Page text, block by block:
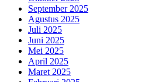
September 2025
Agustus 2025
Juli 2025
Juni 2025
Mei 2025
April 2025
Maret 2025